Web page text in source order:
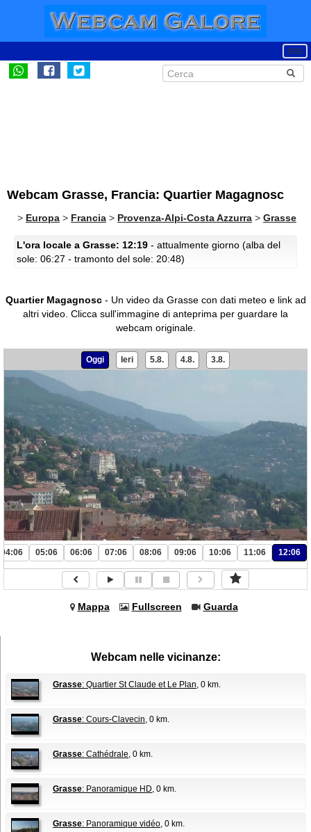
Webcam Grasse, Francia: Quartier Magagnosc
> Europa > Francia > Provenza-Alpi-Costa Azzurra > Grasse
L'ora locale a Grasse: 12:19 - attualmente giorno (alba del
sole: 06:27 - tramonto del sole: 20:48)
Quartier Magagnosc- Un video da Grasse con dati meteo e link ad
altri video. Clicca sull'immagine di anteprima per guardare la
webcam originale.
Oggi Ieri 5.8. 4.8. 3.8.
04:06 05:06 06:06 07:06 08:06 09:06 10:06 11:06 12:06
Mappa Fullscreen Guarda
Webcam nelle vicinanze:
Grasse: Quartier St Claude et Le Plan, 0 km.
Grasse: Cours-Clavecin, 0 km.
Grasse: Cathédrale, 0 km.
Grasse: Panoramique HD, 0 km.
Grasse: Panoramique vidéo, 0 km.